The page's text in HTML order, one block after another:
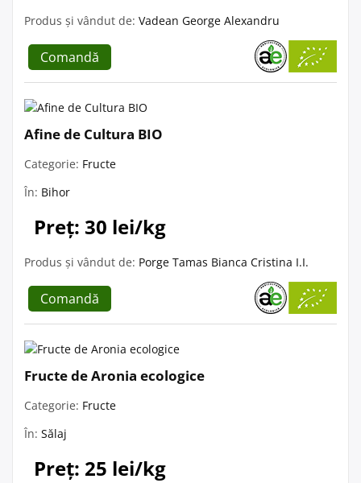
Produs și vândut de: Vadean George Alexandru
Comandă
Afine de Cultura BIO
Categorie: Fructe
În: Bihor
Preț: 30 lei/kg
Produs și vândut de: Porge Tamas Bianca Cristina I.I.
Comandă
Fructe de Aronia ecologice
Categorie: Fructe
În: Sălaj
Preț: 25 lei/kg